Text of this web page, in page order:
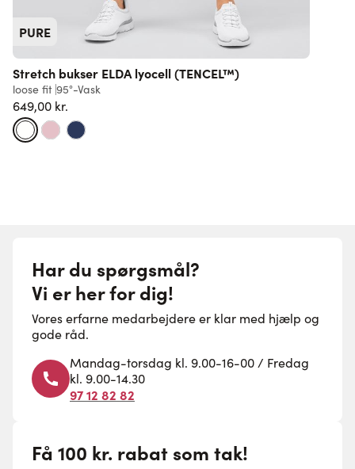
PURE
Stretch bukser ELDA lyocell (TENCEL™)
loose fit 95°-Vask
649,00 kr.
Har du spørgsmål?
Vi er her for dig!
Vores erfarne medarbejdere er klar med hjælp og
gode råd.
Mandag-torsdag kl. 9.00-16-00 / Fredag
kl. 9.00-14.30
97 12 82 82
Få 100 kr. rabat som tak!